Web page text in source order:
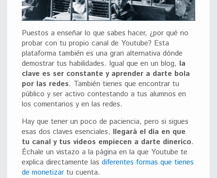
Puestos a enseñar lo que sabes hacer, ¿por qué no
probar con tu propio canal de Youtube? Esta
plataforma también es una gran alternativa dónde
demostrar tus habilidades. Igual que en un blog, la
clave es ser constante y aprender a darte bola
por las redes. También tienes que encontrar tu
público y ser activo contestando a tus alumnos en
los comentarios y en las redes.
Hay que tener un poco de paciencia, pero si sigues
esas dos claves esenciales, llegará el día en que
tu canal y tus videos empiecen a darte dinerico.
Échale un vistazo a la página en la que Youtube te
explica directamente las diferentes formas que tienes
de monetizar tu cuenta.